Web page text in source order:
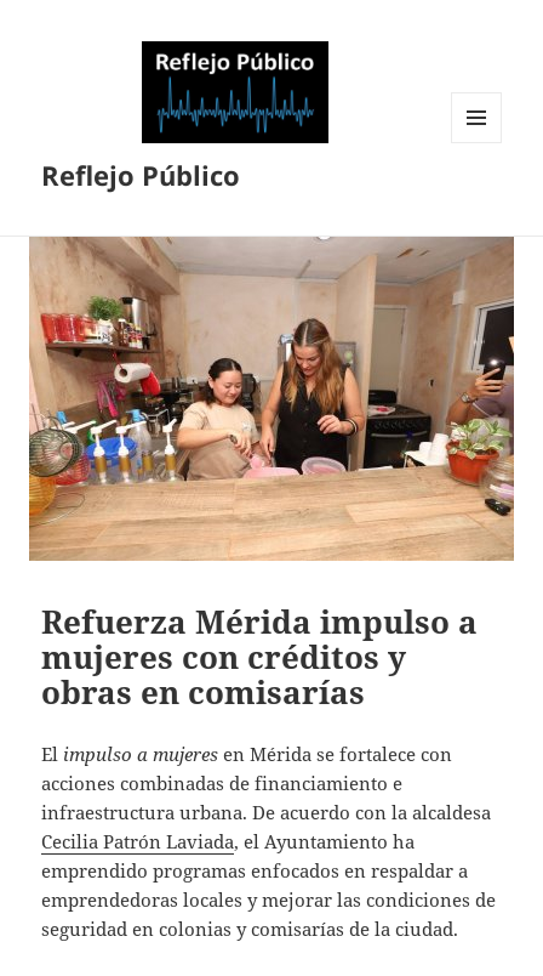
Reflejo Público
Refuerza Mérida impulso a
mujeres con créditos y
obras en comisarías
El impulso a mujeres en Mérida se fortalece con
acciones combinadas de financiamiento e
infraestructura urbana. De acuerdo con la alcaldesa
Cecilia Patrón Laviada, el Ayuntamiento ha
emprendido programas enfocados en respaldar a
emprendedoras locales y mejorar las condiciones de
seguridad en colonias y comisarías de la ciudad.